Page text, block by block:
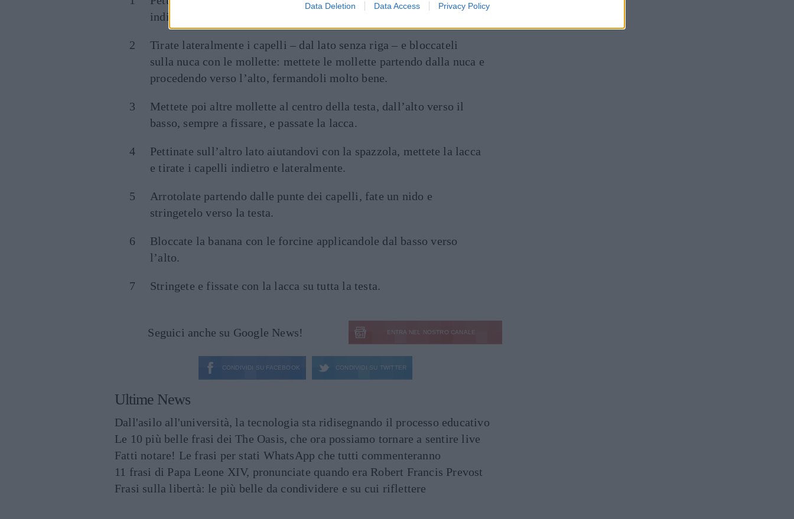
Data Deletion Data Access Privacy Policy
indietro i capelli, mettete la laccate e spazzolate.
Tirate lateralmente i capelli – dal lato senza riga – e bloccateli
sulla nuca con le mollette: mettete le mollette partendo dalla nuca e
procedendo verso l’alto, fermandoli molto bene.
Mettete poi altre mollette al centro della testa, dall’alto verso il
basso, sempre a fissare, e passate la lacca.
Pettinate sull’altro lato aiutandovi con la spazzola, mettete la lacca
e tirate i capelli indietro e lateralmente.
Arrotolate partendo dalle punte dei capelli, fate un nido e
stringetelo verso la testa.
Bloccate la banana con le forcine applicandole dal basso verso
l’alto.
Stringete e fissate con la lacca su tutta la testa.
Seguici anche su Google News! ENTRA NEL NOSTRO CANALE
CONDIVIDI SU FACEBOOK CONDIVIDI SU TWITTER
Ultime News
Dall'asilo all'università, la tecnologia sta ridisegnando il processo educativo
Le 10 più belle frasi dei The Oasis, che ora possiamo tornare a sentire live
Fatti notare! Le frasi per stati WhatsApp che tutti commenteranno
11 frasi di Papa Leone XIV, pronunciate quando era Robert Francis Prevost
Frasi sulla libertà: le più belle da condividere e su cui riflettere